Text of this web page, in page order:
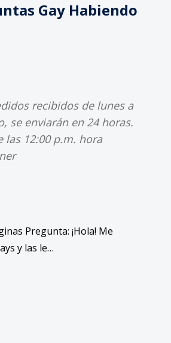
Gay Habiendo
recibidos de lunes a
se enviarán en 24 horas.
las 12:00 p.m. hora
Pregunta: ¡Hola! Me
y las le…